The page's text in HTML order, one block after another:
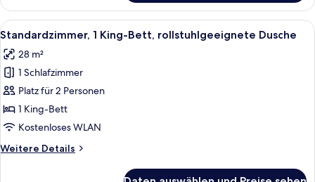
1 King-
Bett,
rollstuhlgeeignete
Alle
Fotos
für
Standardzimmer,
1 King-
Bett,
rollstuhlgeeignete
anzeigen
Ein Hotelzimmer mit einem Bett,
1
Standardzimmer, 1 King-Bett, rollstuhlgeeignete Dusche
28 m²
1 Schlafzimmer
Platz für 2 Personen
1 King-Bett
Kostenloses WLAN
Weitere Details
Weitere